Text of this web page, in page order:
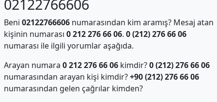
02122766606
Beni 02122766606numarasından kim aramış? Mesaj atan
kişinin numarası 0 212 276 66 06. 0 (212) 276 66 06
numarası ile ilgili yorumlar aşağıda.
Arayan numara 0 212 276 66 06kimdir?0 (212) 276 66 06
numarasından arayan kişi kimdir?+90 (212) 276 66 06
numarasından gelen çağrılar kimden?